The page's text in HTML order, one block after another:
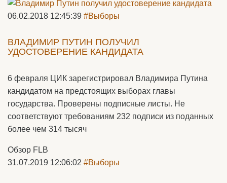
06.02.2018 12:45:39 #Выборы
ВЛАДИМИР ПУТИН ПОЛУЧИЛ
УДОСТОВЕРЕНИЕ КАНДИДАТА
6 февраля ЦИК зарегистрировал Владимира Путина
кандидатом на предстоящих выборах главы
государства. Проверены подписные листы. Не
соответствуют требованиям 232 подписи из поданных
более чем 314 тысяч
Обзор FLB
31.07.2019 12:06:02 #Выборы